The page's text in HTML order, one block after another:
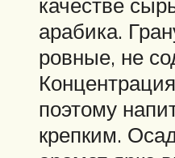
арабика.
ровные, не
поэтому
крепким.